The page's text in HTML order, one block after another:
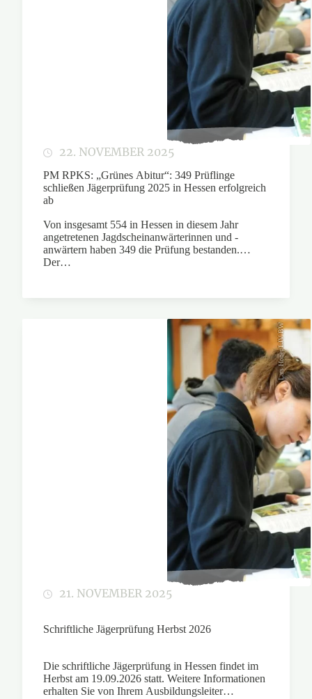
22. NOVEMBER 2025
PM RPKS: „Grünes Abitur“: 349 Prüflinge
schließen Jägerprüfung 2025 in Hessen erfolgreich
ab
Von insgesamt 554 in Hessen in diesem Jahr
angetretenen Jagdscheinanwärterinnen und -
anwärtern haben 349 die Prüfung bestanden.
Der…
Lars Honer/LJV BW
21. NOVEMBER 2025
Schriftliche Jägerprüfung Herbst 2026
Die schriftliche Jägerprüfung in Hessen findet im
Herbst am 19.09.2026 statt. Weitere Informationen
erhalten Sie von Ihrem Ausbildungsleiter…